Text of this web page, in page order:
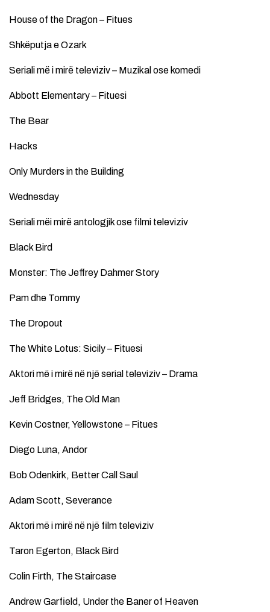
House of the Dragon – Fitues
Shkëputja e Ozark
Seriali më i mirë televiziv – Muzikal ose komedi
Abbott Elementary – Fituesi
The Bear
Hacks
Only Murders in the Building
Wednesday
Seriali mëi mirë antologjik ose filmi televiziv
Black Bird
Monster: The Jeffrey Dahmer Story
Pam dhe Tommy
The Dropout
The White Lotus: Sicily – Fituesi
Aktori më i mirë në një serial televiziv – Drama
Jeff Bridges, The Old Man
Kevin Costner, Yellowstone – Fitues
Diego Luna, Andor
Bob Odenkirk, Better Call Saul
Adam Scott, Severance
Aktori më i mirë në një film televiziv
Taron Egerton, Black Bird
Colin Firth, The Staircase
Andrew Garfield, Under the Baner of Heaven